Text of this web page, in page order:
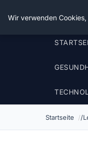
Die
Startseite
Wir verwenden